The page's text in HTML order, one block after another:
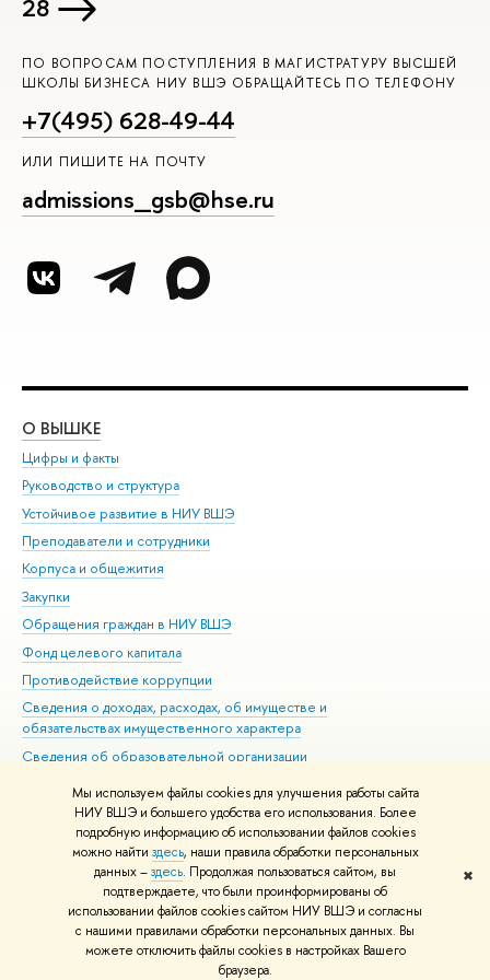
Мы используем файлы cookies для улучшения работы сайта
НИУ ВШЭ и большего удобства его использования. Более
подробную информацию об использовании файлов cookies
можно найти здесь, наши правила обработки персональных
данных –здесь. Продолжая пользоваться сайтом, вы
подтверждаете, что были проинформированы об
использовании файлов cookies сайтом НИУ ВШЭ и согласны
с нашими правилами обработки персональных данных. Вы
можете отключить файлы cookies в настройках Вашего
браузера.
✖
28
ПО ВОПРОСАМ ПОСТУПЛЕНИЯ В МАГИСТРАТУРУ ВЫСШЕЙ
ШКОЛЫ БИЗНЕСА НИУ ВШЭ ОБРАЩАЙТЕСЬ ПО ТЕЛЕФОНУ
+7(495) 628-49-44
ИЛИ ПИШИТЕ НА ПОЧТУ
admissions_gsb@hse.ru
О ВЫШКЕ
Цифры и факты
Руководство и структура
Устойчивое развитие в НИУ ВШЭ
Преподаватели и сотрудники
Корпуса и общежития
Закупки
Обращения граждан в НИУ ВШЭ
Фонд целевого капитала
Противодействие коррупции
Сведения о доходах, расходах, об имуществе и
обязательствах имущественного характера
Сведения об образовательной организации
Людям с ограниченными возможностями здоровья
Единая платежная страница
Работа в Вышке
© НИУ ВШЭ 1993–2026 Адреса и контакты Условия использования
материалов Политика конфиденциальности Карта сайта
Шрифты HSE Sans и HSE Slab разработаны вШколе дизайна НИУ ВШЭ